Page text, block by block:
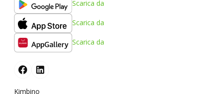
Scarica da
Scarica da
Scarica da
Kimbino